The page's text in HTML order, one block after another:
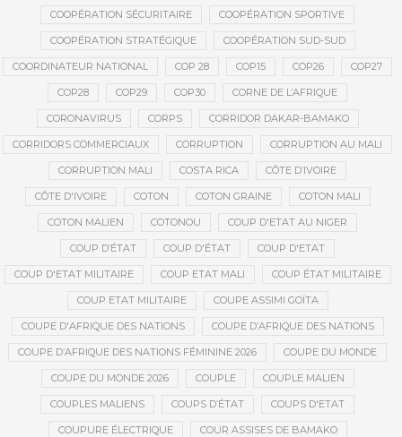
COOPÉRATION SÉCURITAIRE COOPÉRATION SPORTIVE
COOPÉRATION STRATÉGIQUE COOPÉRATION SUD-SUD
COORDINATEUR NATIONAL COP 28 COP15 COP26 COP27
COP28 COP29 COP30 CORNE DE L’AFRIQUE
CORONAVIRUS CORPS CORRIDOR DAKAR-BAMAKO
CORRIDORS COMMERCIAUX CORRUPTION CORRUPTION AU MALI
CORRUPTION MALI COSTA RICA CÔTE D’IVOIRE
CÔTE D'IVOIRE COTON COTON GRAINE COTON MALI
COTON MALIEN COTONOU COUP D'ETAT AU NIGER
COUP D’ÉTAT COUP D'ÉTAT COUP D'ETAT
COUP D'ETAT MILITAIRE COUP ETAT MALI COUP ÉTAT MILITAIRE
COUP ETAT MILITAIRE COUPE ASSIMI GOÏTA
COUPE D'AFRIQUE DES NATIONS COUPE D’AFRIQUE DES NATIONS
COUPE D’AFRIQUE DES NATIONS FÉMININE 2026 COUPE DU MONDE
COUPE DU MONDE 2026 COUPLE COUPLE MALIEN
COUPLES MALIENS COUPS D’ÉTAT COUPS D'ETAT
COUPURE ÉLECTRIQUE COUR ASSISES DE BAMAKO